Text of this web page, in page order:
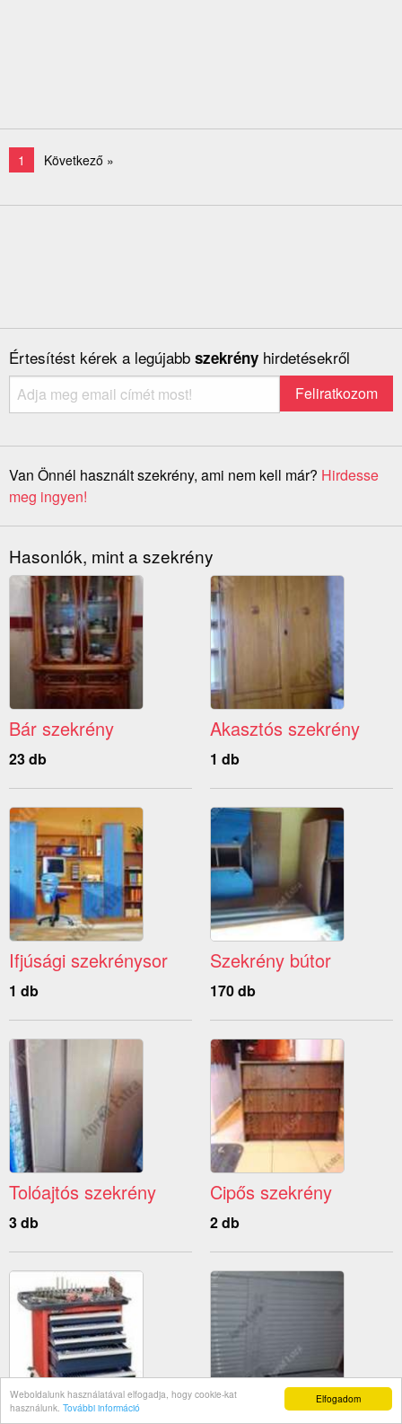
Elfogadom
Weboldalunk használatával elfogadja, hogy cookie-kat
használunk. További információ
1 Következő »
Értesítést kérek a legújabb szekrény hirdetésekről
Van Önnél használt szekrény, ami nem kell már? Hirdesse
meg ingyen!
Hasonlók, mint a szekrény
Bár szekrény
23 db
Akasztós szekrény
1 db
Ifjúsági szekrénysor
1 db
Szekrény bútor
170 db
Tolóajtós szekrény
3 db
Cipős szekrény
2 db